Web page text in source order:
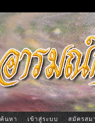
ค้นหา เข้าสู่ระบบ สมัครสม